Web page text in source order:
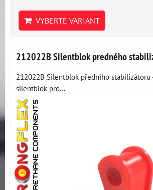
VYBERTE VARIANT
212022B Silentblok predného
212022B Silentblok předního stabilizátoru
silentblok pro...